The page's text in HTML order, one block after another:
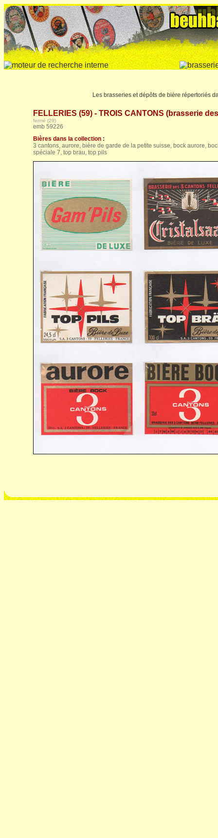
Les brasseries et dépôts de bière répertoriés
FELLERIES (59) - TROIS CANTONS (brasserie
fermé (29)
emb 59226
Bières dans la collection :
3 cantons, aurore, bière de garde de la petite suisse, bock aurore,
spéciale 7, top brau, top pils